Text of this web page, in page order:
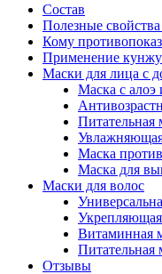
Состав
Полезные
Кому
Применение
Маски для лица с
Маска с алоэ
Питательная
Маска
Маска для
Маски для волос
Витаминная
Питательная
Отзывы